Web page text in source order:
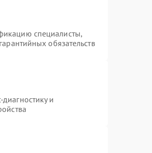
специалисты,
обязательств
и